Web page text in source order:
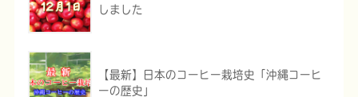
しました
【最新】日本のコーヒー栽培史「沖縄コーヒ
ーの歴史」